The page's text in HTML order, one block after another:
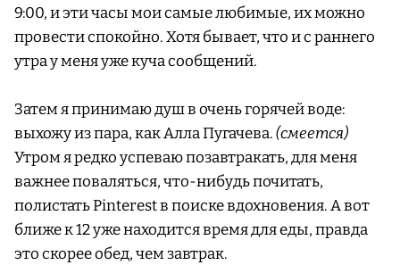
9:00, и эти часы мои самые любимые, их можно
провести спокойно. Хотя бывает, что и с раннего
утра у меня уже куча сообщений.
Затем я принимаю душ в очень горячей воде:
выхожу из пара, как Алла Пугачева.(смеется)
Утром я редко успеваю позавтракать, для меня
важнее поваляться, что-нибудь почитать,
полистать Pinterest в поиске вдохновения. А вот
ближе к 12 уже находится время для еды, правда
это скорее обед, чем завтрак.